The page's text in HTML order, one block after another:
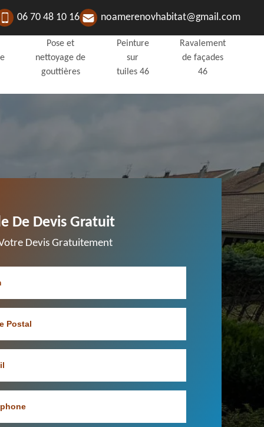
06 70 48 10 16 noamerenovhabitat@gmail.com
Pose et
nettoyage de
gouttières
Peinture
sur
tuiles 46
Ravalement
de façades
46
De Devis Gratuit
Devis Gratuitement